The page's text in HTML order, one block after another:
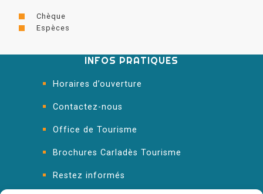
Chèque
Espèces
INFOS PRATIQUES
Horaires d’ouverture
Contactez-nous
Office de Tourisme
Brochures Carladès Tourisme
Restez informés